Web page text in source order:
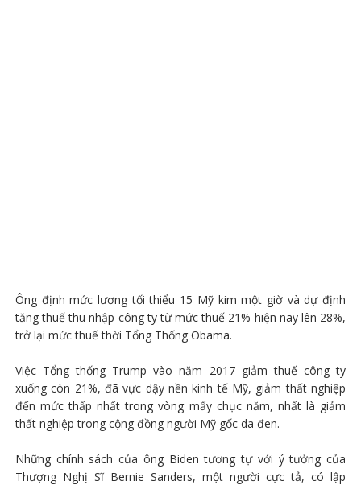
Ông định mức lương tối thiểu 15 Mỹ kim một giờ và dự định
tăng thuế thu nhập công ty từ mức thuế 21% hiện nay lên 28%,
trở lại mức thuế thời Tổng Thống Obama.
Việc Tổng thống Trump vào năm 2017 giảm thuế công ty
xuống còn 21%, đã vực dậy nền kinh tế Mỹ, giảm thất nghiệp
đến mức thấp nhất trong vòng mấy chục năm, nhất là giảm
thất nghiệp trong cộng đồng người Mỹ gốc da đen.
Những chính sách của ông Biden tương tự với ý tưởng của
Thượng Nghị Sĩ Bernie Sanders, một người cực tả, có lập